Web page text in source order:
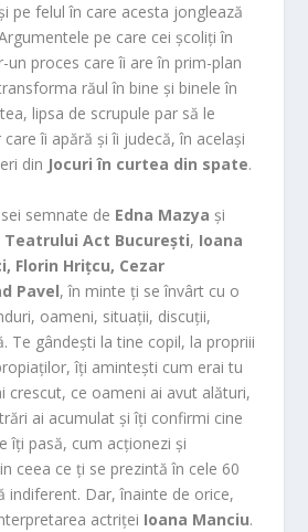
pe felul în care acesta jonglează
pe care cei școliți în
un proces care îi are în prim-plan
răul în bine și binele în
lipsa de scrupule par să le
îi apără și îi judecă, în același
din Jocuri în curtea din spate.
semnate de Edna Mazya și
Teatrului Act București, Ioana
Florin Hrițcu, Cezar
Pavel, în minte ți se învârt cu o
oameni, situații, discuții,
Te gândești la tine copil, la propriii
îți amintești cum erai tu
crescut, ce oameni ai avut alături,
ai acumulat și îți confirmi cine
îți pasă, cum acționezi și
ceea ce ți se prezintă în cele 60
indiferent. Dar, înainte de orice,
actriței Ioana Manciu.